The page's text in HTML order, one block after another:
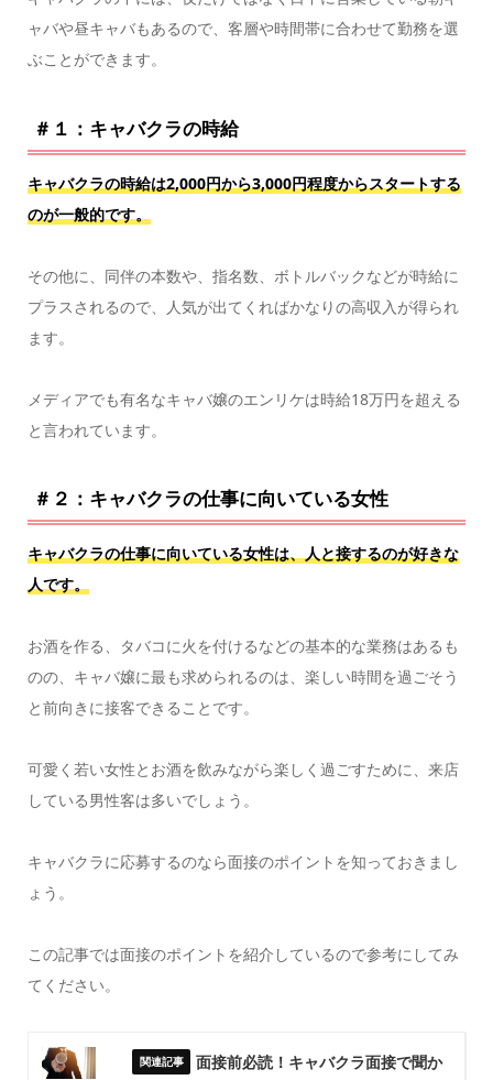
ャバや昼キャバもあるので、客層や時間帯に合わせて勤務を選
ぶことができます。
＃１：キャバクラの時給
キャバクラの時給は2,000円から3,000円程度からスタートする
のが一般的です。
その他に、同伴の本数や、指名数、ボトルバックなどが時給に
プラスされるので、人気が出てくればかなりの高収入が得られ
ます。
メディアでも有名なキャバ嬢のエンリケは時給18万円を超える
と言われています。
＃２：キャバクラの仕事に向いている女性
キャバクラの仕事に向いている女性は、人と接するのが好きな
人です。
お酒を作る、タバコに火を付けるなどの基本的な業務はあるも
のの、キャバ嬢に最も求められるのは、楽しい時間を過ごそう
と前向きに接客できることです。
可愛く若い女性とお酒を飲みながら楽しく過ごすために、来店
している男性客は多いでしょう。
キャバクラに応募するのなら面接のポイントを知っておきまし
ょう。
この記事では面接のポイントを紹介しているので参考にしてみ
てください。
面接前必読！キャバクラ面接で聞か